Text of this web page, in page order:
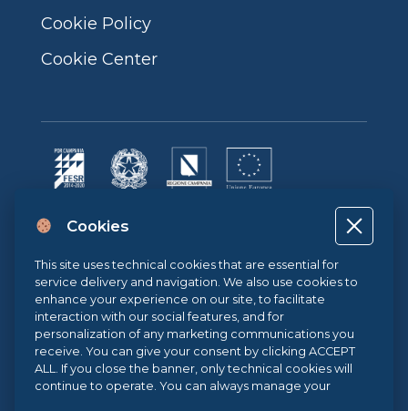
Cookie Policy
Cookie Center
Progetto cofinanziato dall’Unione Europea, dallo Stato Italiano e dalla
Regione Campania POR CAMPANIA FESR 2014-2020 | ASSE II –
OBIETTIVO TEMATICO 2O.S. 2.3 | AZIONE 2.3.1 | Progetto: LA FABBRICA
DIGITALE
Sistema di Gestione Qualità UNI EN ISO 9001:2015
.eu Web Awards 2021
Cookies
This site uses technical cookies that are essential for
service delivery and navigation. We also use cookies to
enhance your experience on our site, to facilitate
interaction with our social features, and for
personalization of any marketing communications you
receive. You can give your consent by clicking ACCEPT
ALL. If you close the banner, only technical cookies will
continue to operate. You can always manage your